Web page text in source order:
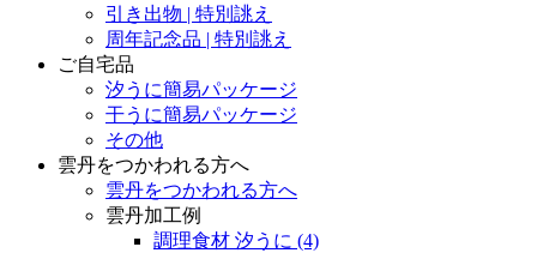
引き出物 | 特別誂え
周年記念品 | 特別誂え
ご自宅品
汐うに簡易パッケージ
干うに簡易パッケージ
その他
雲丹をつかわれる方へ
雲丹をつかわれる方へ
雲丹加工例
調理食材 汐うに (4)